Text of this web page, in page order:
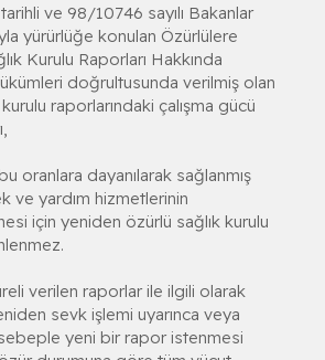
ve 98/10746 sayılı Bakanlar
yürürlüğe konulan Özürlülere
Kurulu Raporları Hakkında
doğrultusunda verilmiş olan
raporlarındaki çalışma gücü
oranlara dayanılarak sağlanmış
ve yardım hizmetlerinin
için yeniden özürlü sağlık kurulu
verilen raporlar ile ilgili olarak
sevk işlemi uyarınca veya
yeni bir rapor istenmesi